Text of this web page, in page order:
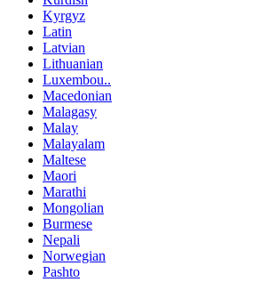
Kyrgyz
Latin
Latvian
Lithuanian
Luxembou..
Macedonian
Malagasy
Malay
Malayalam
Maltese
Maori
Marathi
Mongolian
Burmese
Nepali
Norwegian
Pashto